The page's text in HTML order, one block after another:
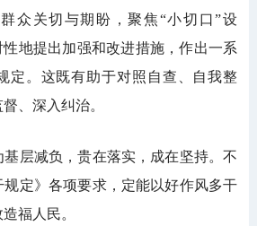
众关切与期盼，聚焦“小切口”设
性地提出加强和改进措施，作出一系
定。这既有助于对照自查、自我整
、深入纠治。
减负，贵在落实，成在坚持。不
定》各项要求，定能以好作风多干
福人民。